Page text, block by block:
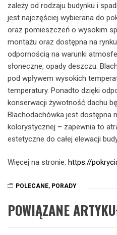
zależy od rodzaju budynku i
jest najczęściej wybierana do
oraz pomieszczeń o wysokim
montażu oraz dostępna na
odpornością na warunki
słoneczne, opady deszczu.
pod wpływem wysokich
temperatury. Ponadto dzięki
konserwacji żywotność dachu
Blachodachówka jest dostępna
kolorystycznej – zapewnia to
estetyczne do całej elewacji
Więcej na stronie: https://
POLECANE, PORADY
POWIĄZANE